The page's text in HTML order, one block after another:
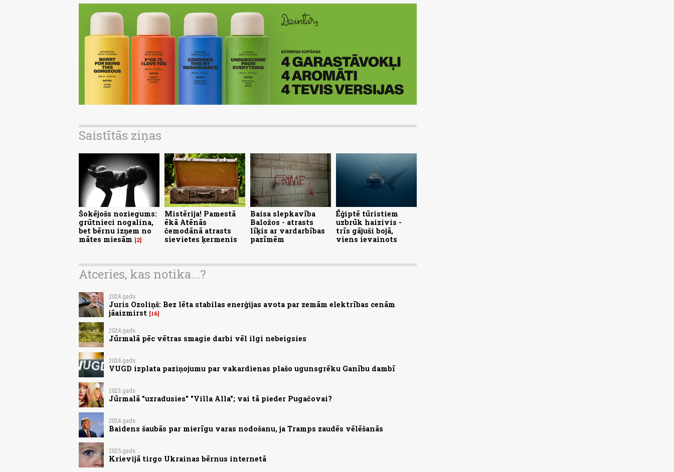
Saistītās ziņas
Šokējošs noziegums:
grūtnieci nogalina,
bet bērnu izņem no
mātes miesām
2
Mistērija! Pamestā
ēkā Atēnās
čemodānā atrasts
sievietes ķermenis
Baisa slepkavība
Baložos - atrasts
līķis ar vardarbības
pazīmēm
Ēģiptē tūristiem
uzbrūk haizivis -
trīs gājuši bojā,
viens ievainots
Atceries, kas notika...?
2024.gads
Juris Ozoliņš: Bez lēta stabilas enerģijas avota par zemām elektrības cenām
jāaizmirst
16
2024.gads
Jūrmalā pēc vētras smagie darbi vēl ilgi nebeigsies
2024.gads
VUGD izplata paziņojumu par vakardienas plašo ugunsgrēku Ganību dambī
2023.gads
Jūrmalā "uzradusies" "Villa Alla"; vai tā pieder Pugačovai?
2024.gads
Baidens šaubās par mierīgu varas nodošanu, ja Tramps zaudēs vēlēšanās
2025.gads
Krievijā tirgo Ukrainas bērnus internetā